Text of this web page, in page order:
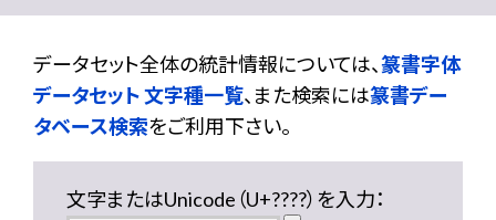
データセット全体の統計情報については、篆書字体
データセット 文字種一覧、また検索には篆書デー
タベース検索をご利用下さい。
文字またはUnicode（U+????）を入力：